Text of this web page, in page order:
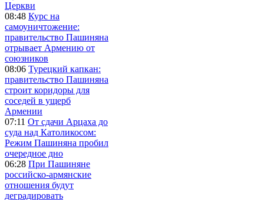
Церкви
08:48 Курс на
самоуничтожение:
правительство Пашиняна
отрывает Армению от
союзников
08:06 Турецкий капкан:
правительство Пашиняна
строит коридоры для
соседей в ущерб
Армении
07:11 От сдачи Арцаха до
суда над Католикосом:
Режим Пашиняна пробил
очередное дно
06:28 При Пашиняне
российско-армянские
отношения будут
деградировать